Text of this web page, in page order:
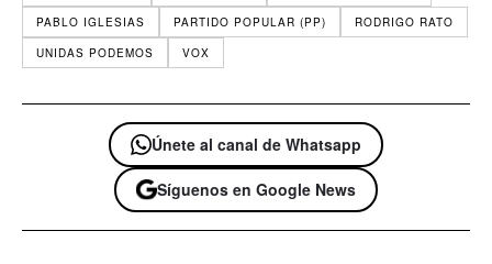
PABLO IGLESIAS
PARTIDO POPULAR (PP)
RODRIGO RATO
UNIDAS PODEMOS
VOX
Únete al canal de Whatsapp
Síguenos en Google News